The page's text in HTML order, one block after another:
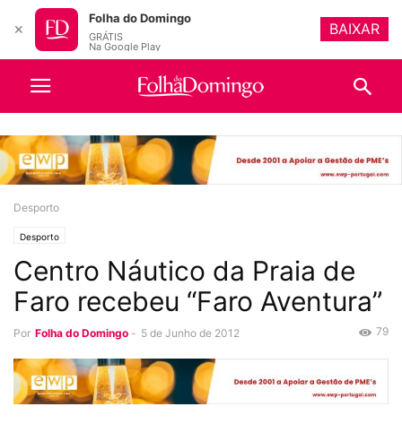
Desporto
Desporto
Centro Náutico da Praia de
Faro recebeu “Faro Aventura”
Por Folha do Domingo - 5 de Junho de 2012 79
✕
Folha do Domingo
GRÁTIS
Na Google Play
BAIXAR